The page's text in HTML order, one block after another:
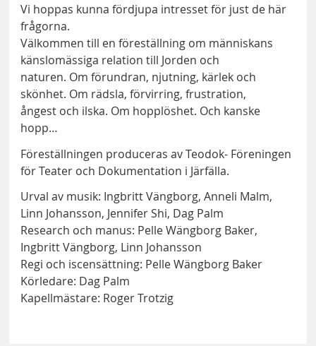
Vi hoppas kunna fördjupa intresset för just de här
frågorna.
Välkommen till en föreställning om människans
känslomässiga relation till Jorden och
naturen. Om förundran, njutning, kärlek och
skönhet. Om rädsla, förvirring, frustration,
ångest och ilska. Om hopplöshet. Och kanske
hopp…
Föreställningen produceras av Teodok- Föreningen
för Teater och Dokumentation i Järfälla.
Urval av musik: Ingbritt Vängborg, Anneli Malm,
Linn Johansson, Jennifer Shi, Dag Palm
Research och manus: Pelle Wängborg Baker,
Ingbritt Vängborg, Linn Johansson
Regi och iscensättning: Pelle Wängborg Baker
Körledare: Dag Palm
Kapellmästare: Roger Trotzig